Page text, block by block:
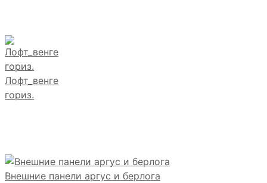
Лофт_венге
гориз.
Внешние панели аргус и берлога